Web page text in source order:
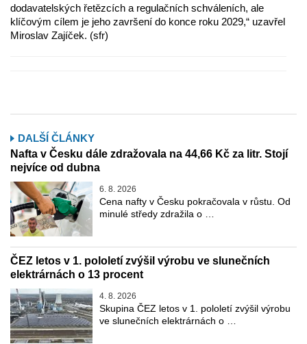
dodavatelských řetězcích a regulačních schváleních, ale
klíčovým cílem je jeho završení do konce roku 2029,“ uzavřel
Miroslav Zajíček. (sfr)
DALŠÍ ČLÁNKY
Nafta v Česku dále zdražovala na 44,66 Kč za litr. Stojí
nejvíce od dubna
6. 8. 2026
Cena nafty v Česku pokračovala v růstu. Od
minulé středy zdražila o …
ČEZ letos v 1. pololetí zvýšil výrobu ve slunečních
elektrárnách o 13 procent
4. 8. 2026
Skupina ČEZ letos v 1. pololetí zvýšil výrobu
ve slunečních elektrárnách o …